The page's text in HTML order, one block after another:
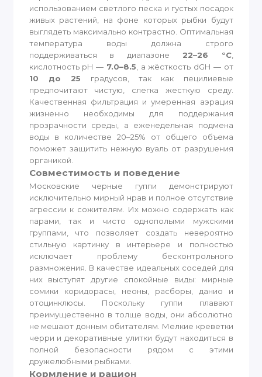
использованием светлого песка и густых посадок
живых растений, на фоне которых рыбки будут
выглядеть максимально контрастно. Оптимальная
температура воды должна строго
поддерживаться в диапазоне 22–26 °C,
кислотность pH — 7.0–8.5 , а жёсткость dGH — от
10 до 25 градусов, так как пецилиевые
предпочитают чистую, слегка жесткую среду.
Качественная фильтрация и умеренная аэрация
жизненно необходимы для поддержания
прозрачности среды, а еженедельная подмена
воды в количестве 20–25% от общего объема
поможет защитить нежную вуаль от разрушения
органикой.
Совместимость и поведение
Московские черные гуппи демонстрируют
исключительно мирный нрав и полное отсутствие
агрессии к сожителям. Их можно содержать как
парами, так и чисто однополыми мужскими
группами, что позволяет создать невероятно
стильную картинку в интерьере и полностью
исключает проблему бесконтрольного
размножения. В качестве идеальных соседей для
них выступят другие спокойные виды: мирные
сомики коридорасы, неоны, расборы, данио и
отоцинклюсы. Поскольку гуппи плавают
преимущественно в толще воды, они абсолютно
не мешают донным обитателям. Мелкие креветки
черри и декоративные улитки будут находиться в
полной безопасности рядом с этими
дружелюбными рыбками.
Кормление и рацион